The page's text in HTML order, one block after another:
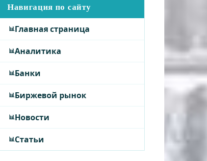
Навигация по сайту
Главная страница
Аналитика
Банки
Биржевой рынок
Новости
Статьи